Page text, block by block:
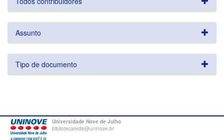
Assunto
Tipo de documento
Universidade Nove de Julho
bibliotecatede@uninove.br